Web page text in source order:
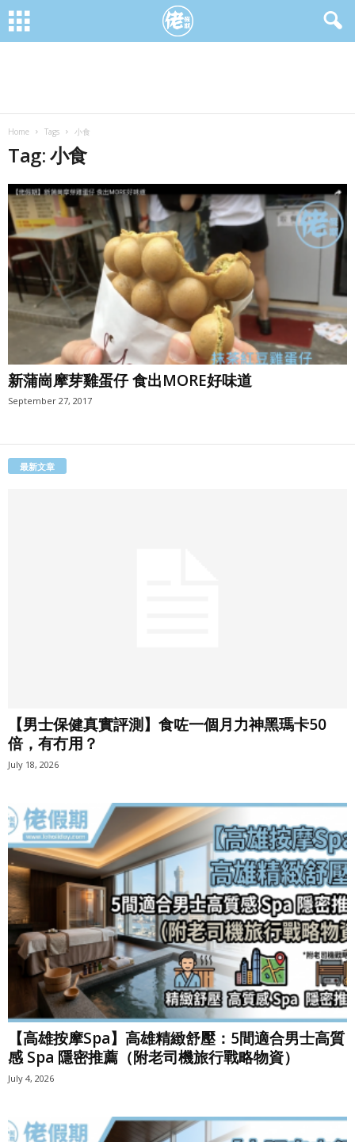
Home Tags 小食
Tag: 小食
新蒲崗摩芽雞蛋仔 食出MORE好味道
September 27, 2017
最新文章
【男士保健真實評測】食咗一個月力神黑瑪卡50
倍，有冇用？
July 18, 2026
【高雄按摩Spa】高雄精緻舒壓：5間適合男士高質
感 Spa 隱密推薦（附老司機旅行戰略物資）
July 4, 2026